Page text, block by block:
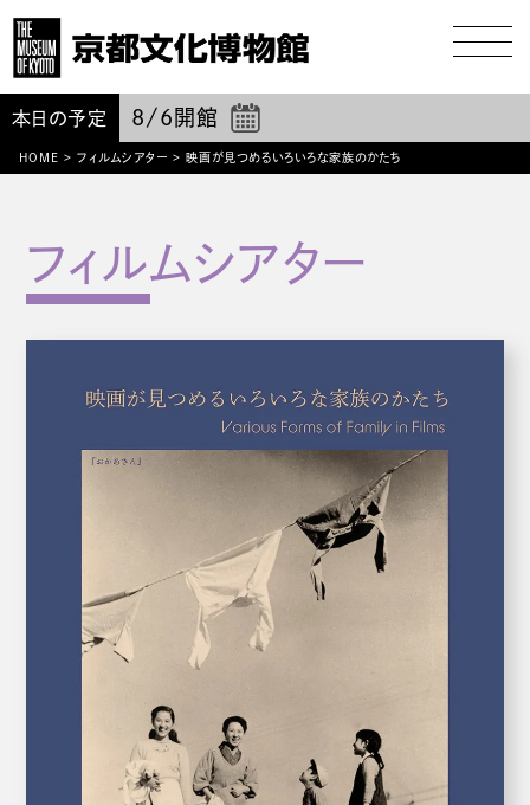
本日の予定 8/6 開館
HOME > フィルムシアター > 映画が見つめるいろいろな家族のかたち